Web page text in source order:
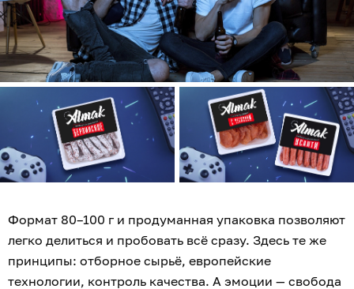
Формат 80–100 г и продуманная упаковка позволяют
легко делиться и пробовать всё сразу. Здесь те же
принципы: отборное сырьё, европейские
технологии, контроль качества. А эмоции — свобода